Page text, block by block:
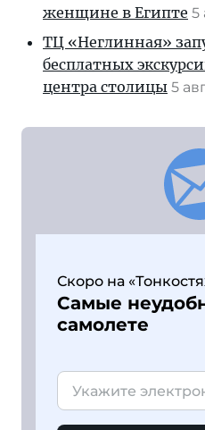
женщине в Египте 5
ТЦ «Неглинная»
бесплатных
центра столицы 5
Скоро на
Самые
самолете